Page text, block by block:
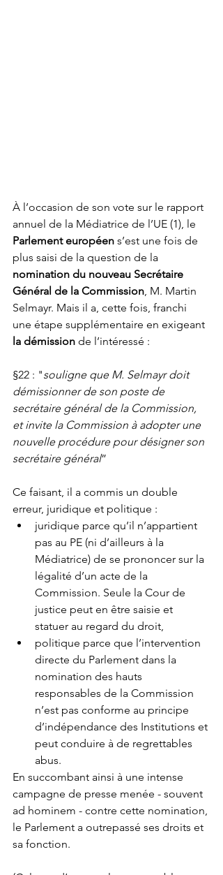
À l’occasion de son vote sur le rapport
annuel de la Médiatrice de l’UE (1), le
Parlement européen s’est une fois de
plus saisi de la question de la
nomination du nouveau Secrétaire
Général de la Commission, M. Martin
Selmayr. Mais il a, cette fois, franchi
une étape supplémentaire en exigeant
la démission de l’intéressé :
§22 : "souligne que M. Selmayr doit
démissionner de son poste de
secrétaire général de la Commission,
et invite la Commission à adopter une
nouvelle procédure pour désigner son
secrétaire général”
Ce faisant, il a commis un double
erreur, juridique et politique :
juridique parce qu’il n’appartient
pas au PE (ni d’ailleurs à la
Médiatrice) de se prononcer sur la
légalité d’un acte de la
Commission. Seule la Cour de
justice peut en être saisie et
statuer au regard du droit,
politique parce que l’intervention
directe du Parlement dans la
nomination des hauts
responsables de la Commission
n’est pas conforme au principe
d’indépendance des Institutions et
peut conduire à de regrettables
abus.
En succombant ainsi à une intense
campagne de presse menée - souvent
ad hominem - contre cette nomination,
le Parlement a outrepassé ses droits et
sa fonction.